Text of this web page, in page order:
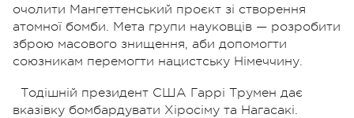
очолити Мангеттенський проєкт зі створення
атомної бомби. Мета групи науковців — розробити
зброю масового знищення, аби допомогти
союзникам перемогти нацистську Німеччину.
Тодішній президент США Гаррі Трумен дає
вказівку бомбардувати Хіросіму та Нагасакі.